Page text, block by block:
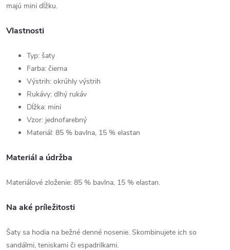
majú mini dĺžku.
Vlastnosti
Typ: šaty
Farba: čierna
Výstrih: okrúhly výstrih
Rukávy: dlhý rukáv
Dĺžka: mini
Vzor: jednofarebný
Materiál: 85 % bavlna, 15 % elastan
Materiál a údržba
Materiálové zloženie: 85 % bavlna, 15 % elastan.
Na aké príležitosti
Šaty sa hodia na bežné denné nosenie. Skombinujete ich so
sandálmi, teniskami či espadrilkami.